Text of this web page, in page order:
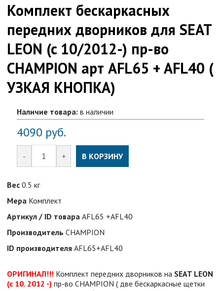
Комплект бескаркасных
передних дворников для SEAT
LEON (c 10/2012-) пр-во
CHAMPION арт AFL65 + AFL40 (
УЗКАЯ КНОПКА)
Наличие товара: в наличии
4090 руб.
- + В КОРЗИНУ
Вес 0.5 кг
Мера Комплект
Артикул / ID товара AFL65 +AFL40
Производитель CHAMPION
ID производителя AFL65+AFL40
ОРИГИНАЛ!!! Комплект передних дворников на SEAT LEON
(с 10. 2012 -)пр-во CHAMPION ( две бескаркасные щетки